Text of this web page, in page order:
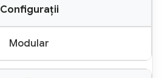
Configurații
Modular